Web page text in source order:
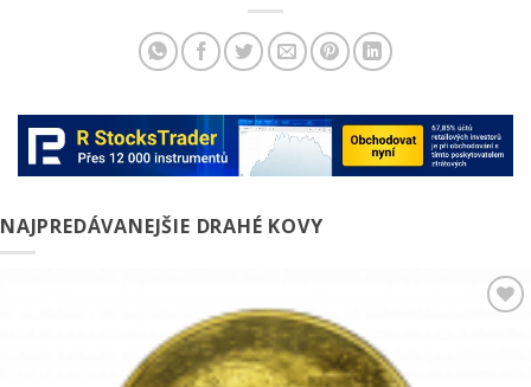
NAJPREDÁVANEJŠIE DRAHÉ KOVY